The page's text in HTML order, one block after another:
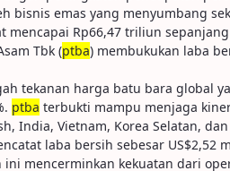
bisnis emas yang menyumbang
mencapai Rp66,47 triliun
Tbk (ptba) membukukan laba
tekanan harga batu bara global
ptba terbukti mampu menjaga
India, Vietnam, Korea Selatan,
laba bersih sebesar
ini mencerminkan kekuatan dari